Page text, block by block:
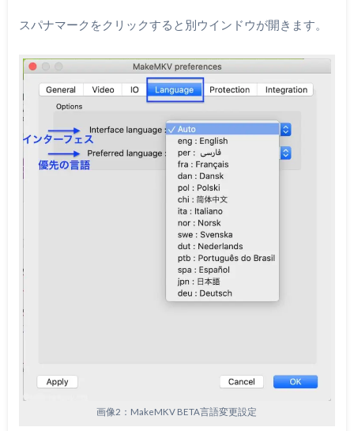
スパナマークをクリックすると別ウインドウが開きます。
画像2：MakeMKV BETA言語変更設定